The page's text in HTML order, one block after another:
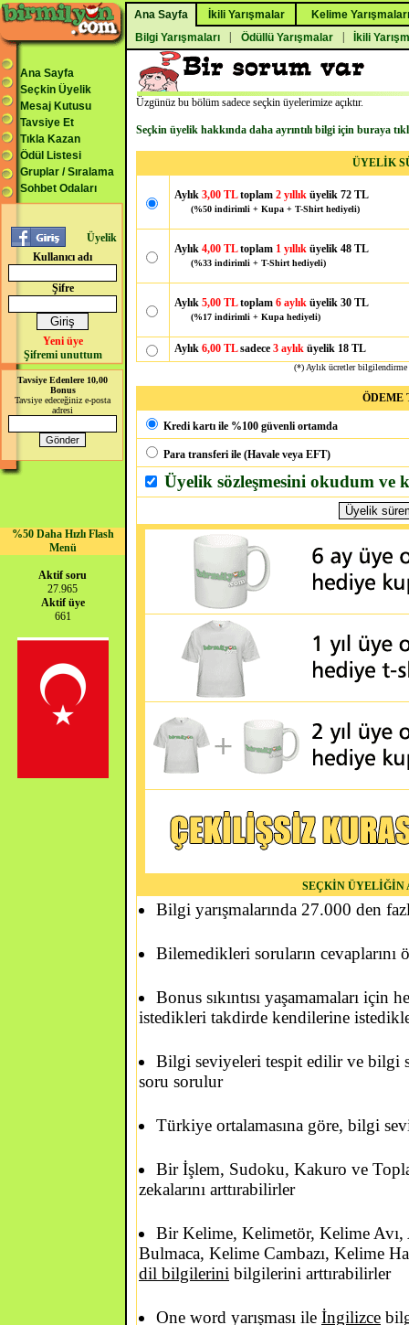
Ana Sayfa İkili Yarışmalar
Kelime Yarışmaları
Bilgi Yarışmaları
Ödüllü Yarışmalar İkili
Ana Sayfa
Seçkin Üyelik
Mesaj Kutusu
Tavsiye Et
Tıkla Kazan
Ödül Listesi
Gruplar / Sıralama
Sohbet Odaları
Üyelik
Kullanıcı adı
Şifre
Yeni üye
Şifremi unuttum
Tavsiye Edenlere 10,00
Bonus
Tavsiye edeceğiniz e-posta
adresi
%50 Daha Hızlı Flash
Menü
Aktif soru
27.965
Aktif üye
661
Üzgünüz bu bölüm sadece seçkin üyelerimize açıktır.
Seçkin üyelik hakkında daha ayrıntılı bilgi için buraya
ÜYELİK
Aylık 3,00 TLtoplam 2 yıllık üyelik 72 TL
(%50 indirimli + Kupa + T-Shirt hediyeli)
Aylık 4,00 TLtoplam 1 yıllık üyelik 48 TL
(%33 indirimli + T-Shirt hediyeli)
Aylık 5,00 TLtoplam 6 aylık üyelik 30 TL
(%17 indirimli + Kupa hediyeli)
Aylık 6,00 TLsadece 3 aylık üyelik 18 TL
(*) Aylık ücretler bilgilendirme
ÖDEME
Kredi kartı ile %100 güvenli ortamda
Para transferi ile (Havale veya EFT)
Üyelik sözleşmesini okudum ve
SEÇKİN ÜYELİĞİN
Bilgi yarışmalarında 27.000 den
Bilemedikleri soruların cevaplarını
Bonus sıkıntısı yaşamamaları
istedikleri takdirde kendilerine
Bilgi seviyeleri tespit edilir ve bilgi
soru sorulur
Türkiye ortalamasına göre, bilgi
Bir İşlem, Sudoku, Kakuro ve
zekalarını arttırabilirler
Bir Kelime, Kelimetör, Kelime
Bulmaca, Kelime Cambazı, Kelime
dil bilgilerini bilgilerini arttırabilirler
One word yarışması ile İngilizce